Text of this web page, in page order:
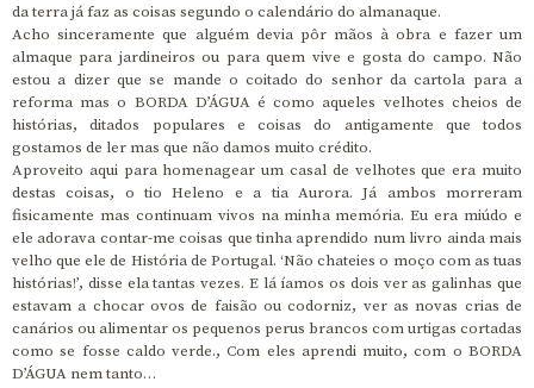
da terra já faz as coisas segundo o calendário do almanaque.
Acho sinceramente que alguém devia pôr mãos à obra e fazer um
almaque para jardineiros ou para quem vive e gosta do campo. Não
estou a dizer que se mande o coitado do senhor da cartola para a
reforma mas o BORDA D’ÁGUA é como aqueles velhotes cheios de
histórias, ditados populares e coisas do antigamente que todos
gostamos de ler mas que não damos muito crédito.
Aproveito aqui para homenagear um casal de velhotes que era muito
destas coisas, o tio Heleno e a tia Aurora. Já ambos morreram
fisicamente mas continuam vivos na minha memória. Eu era miúdo e
ele adorava contar-me coisas que tinha aprendido num livro ainda mais
velho que ele de História de Portugal. ‘Não chateies o moço com as tuas
histórias!’, disse ela tantas vezes. E lá íamos os dois ver as galinhas que
estavam a chocar ovos de faisão ou codorniz, ver as novas crias de
canários ou alimentar os pequenos perus brancos com urtigas cortadas
como se fosse caldo verde., Com eles aprendi muito, com o BORDA
D’ÁGUA nem tanto…